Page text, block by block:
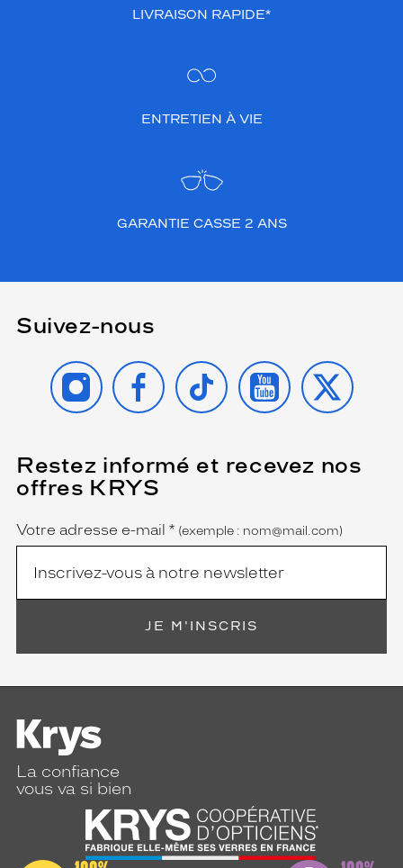
LIVRAISON RAPIDE*
ENTRETIEN À VIE
GARANTIE CASSE 2 ANS
Suivez-nous
INSTAGRAMFACEBOOK
TIKTOK YOUTUBE
X
Restez informé et recevez nos
offres KRYS
Name
Votre adresse e-mail *
(Ce
champ
est
obligatoire)
(exemple : nom@mail.com)
JE M'INSCRIS
La confiance
vous va si bien